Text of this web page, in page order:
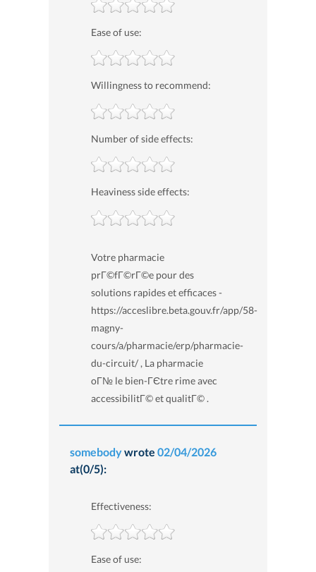
Ease of use:
Willingness to recommend:
Number of side effects:
Heaviness side effects:
Votre pharmacie
prГ©fГ©rГ©e pour des
solutions rapides et efficaces -
https://acceslibre.beta.gouv.fr/app/58-
magny-
cours/a/pharmacie/erp/pharmacie-
du-circuit/ , La pharmacie
oГ№ le bien-ГЄtre rime avec
accessibilitГ© et qualitГ© .
somebodywrote 02/04/2026
at(0/5):
Effectiveness:
Ease of use: